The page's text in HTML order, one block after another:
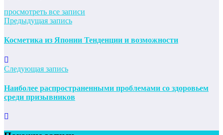
просмотреть все записи
Предыдущая запись
Косметика из Японии Тенденции и возможности
Следующая запись
Наиболее распространенными проблемами со здоровьем
среди призывников